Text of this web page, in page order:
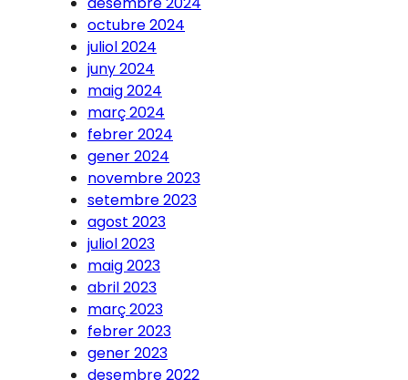
octubre 2024
juliol 2024
juny 2024
maig 2024
març 2024
febrer 2024
gener 2024
novembre 2023
setembre 2023
agost 2023
juliol 2023
maig 2023
abril 2023
març 2023
febrer 2023
gener 2023
desembre 2022